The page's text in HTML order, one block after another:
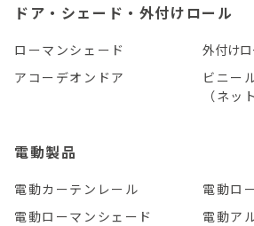
ドア・シェード・外付けロール
ローマンシェード
外付け
アコーデオンドア
ビニー
（ネッ
電動製品
電動カーテンレール
電動ロ
電動ローマンシェード
電動ア